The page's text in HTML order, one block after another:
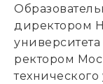
директором
ректором